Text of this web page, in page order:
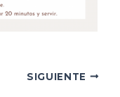
SIGUIENTE